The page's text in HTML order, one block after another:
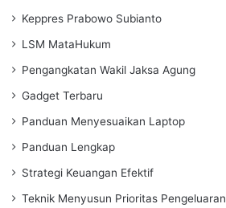
Keppres Prabowo Subianto
LSM MataHukum
Pengangkatan Wakil Jaksa Agung
Gadget Terbaru
Panduan Menyesuaikan Laptop
Panduan Lengkap
Strategi Keuangan Efektif
Teknik Menyusun Prioritas Pengeluaran